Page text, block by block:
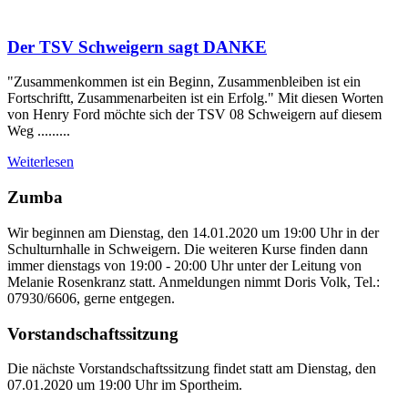
Der TSV Schweigern sagt DANKE
"Zusammenkommen ist ein Beginn, Zusammenbleiben ist ein
Fortschriftt, Zusammenarbeiten ist ein Erfolg." Mit diesen Worten
von Henry Ford möchte sich der TSV 08 Schweigern auf diesem
Weg .........
Weiterlesen
Zumba
Wir beginnen am Dienstag, den 14.01.2020 um 19:00 Uhr in der
Schulturnhalle in Schweigern. Die weiteren Kurse finden dann
immer dienstags von 19:00 - 20:00 Uhr unter der Leitung von
Melanie Rosenkranz statt. Anmeldungen nimmt Doris Volk, Tel.:
07930/6606, gerne entgegen.
Vorstandschaftssitzung
Die nächste Vorstandschaftssitzung findet statt am Dienstag, den
07.01.2020 um 19:00 Uhr im Sportheim.